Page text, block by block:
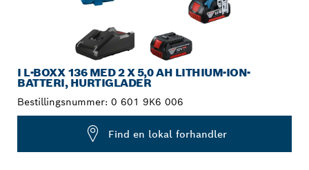
I L-BOXX 136 MED 2 X 5,0 AH LITHIUM-ION-
BATTERI, HURTIGLADER
Bestillingsnummer: 0 601 9K6 006
Find en lokal forhandler